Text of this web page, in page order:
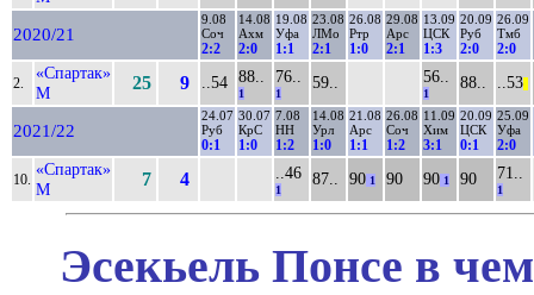
2020/21
9.08
Соч
2:2
14.08
Ахм
2:0
19.08
Уфа
1:1
23.08
ЛМо
2:1
26.08
Ртр
1:0
29.08
Арс
2:1
13.09
ЦСК
1:3
20.09
Руб
2:0
26.09
Тмб
2:0
2.
«Спартак»
М
25 9 ..54 88..
1
76..
1
59.. 56..
1
88.. ..53
2021/22
24.07
Руб
0:1
30.07
КрС
1:0
7.08
НН
1:2
14.08
Урл
1:0
21.08
Арс
1:1
26.08
Соч
1:2
11.09
Хим
3:1
20.09
ЦСК
0:1
25.09
Уфа
2:0
10.
«Спартак»
М
7 4 ..46
1
87.. 90 1 90 90 1 90 71..
1
Эсекьель Понсе в